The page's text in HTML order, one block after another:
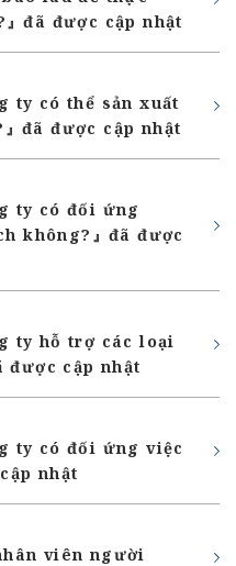
đã được cập nhật
ty có thể sản xuất
đã được cập nhật
ty có đối ứng
không?』đã được
ty hỗ trợ các loại
được cập nhật
ty có đối ứng việc
nhật
viên người